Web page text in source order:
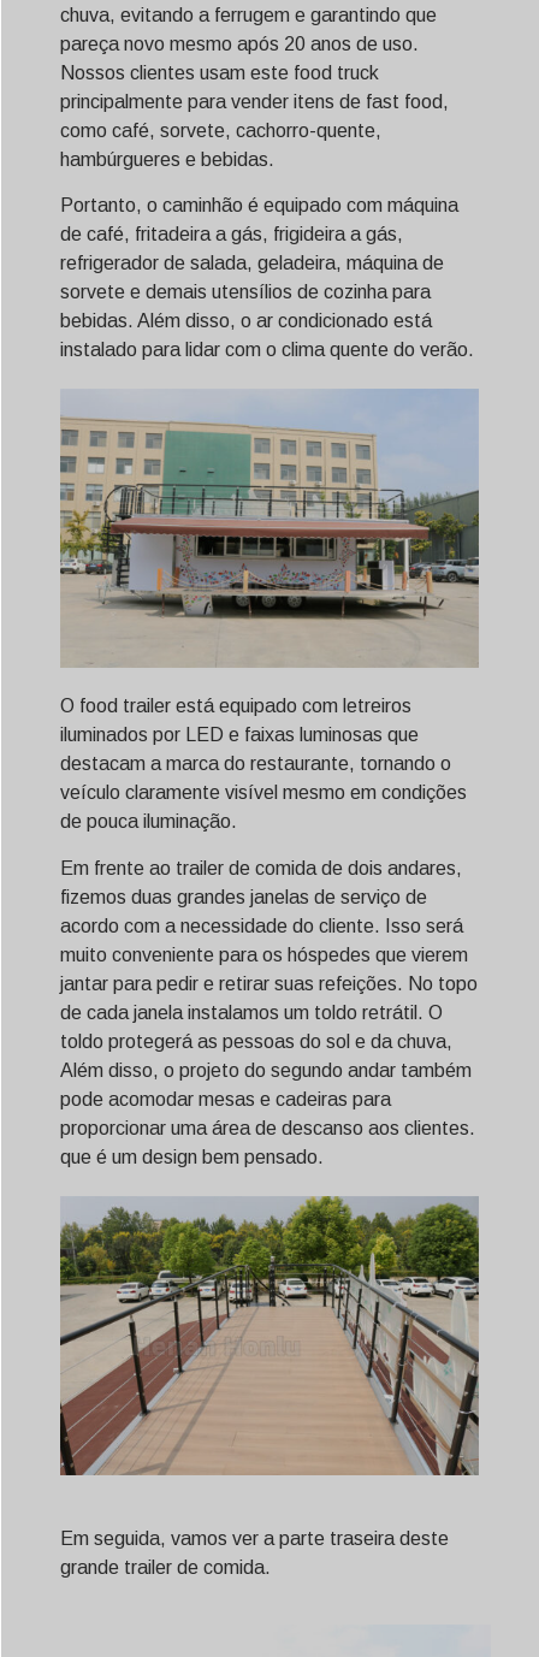
chuva, evitando a ferrugem e garantindo que
pareça novo mesmo após 20 anos de uso.
Nossos clientes usam este food truck
principalmente para vender itens de fast food,
como café, sorvete, cachorro-quente,
hambúrgueres e bebidas.
Portanto, o caminhão é equipado com máquina
de café, fritadeira a gás, frigideira a gás,
refrigerador de salada, geladeira, máquina de
sorvete e demais utensílios de cozinha para
bebidas. Além disso, o ar condicionado está
instalado para lidar com o clima quente do verão.
O food trailer está equipado com letreiros
iluminados por LED e faixas luminosas que
destacam a marca do restaurante, tornando o
veículo claramente visível mesmo em condições
de pouca iluminação.
Em frente ao trailer de comida de dois andares,
fizemos duas grandes janelas de serviço de
acordo com a necessidade do cliente. Isso será
muito conveniente para os hóspedes que vierem
jantar para pedir e retirar suas refeições. No topo
de cada janela instalamos um toldo retrátil. O
toldo protegerá as pessoas do sol e da chuva,
Além disso, o projeto do segundo andar também
pode acomodar mesas e cadeiras para
proporcionar uma área de descanso aos clientes.
que é um design bem pensado.
Em seguida, vamos ver a parte traseira deste
grande trailer de comida.